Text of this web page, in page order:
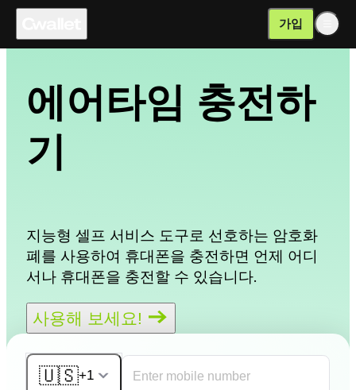
가입
에어타임 충전하
기
지능형 셀프 서비스 도구로 선호하는 암호화
폐를 사용하여 휴대폰을 충전하면 언제 어디
서나 휴대폰을 충전할 수 있습니다.
사용해 보세요!
🇺🇸+1